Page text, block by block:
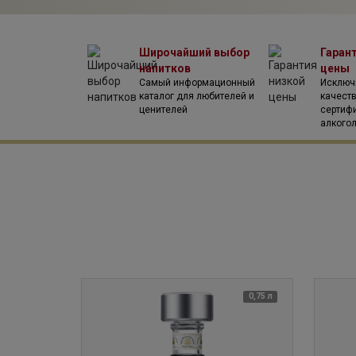
Martel и виски Famous Grouse.
Широчайший выбор
напитков
Самый информационный
каталог для любителей и
ценителей
цены
0,75 л